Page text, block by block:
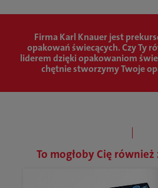
Firma Karl Knauer jest
opakowań świecących. Czy Ty
liderem dzięki opakowaniom
chętnie stworzymy Twoje
To mogłoby Cię